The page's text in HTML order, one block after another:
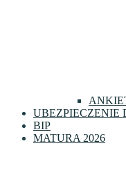
UBEZPIECZENIE
BIP
MATURA 2026